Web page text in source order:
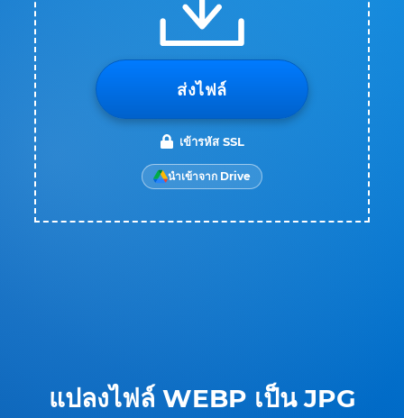
แปลงไฟล์ WEBP เป็น JPG
ส่งไฟล์
เข้ารหัส SSL
นำเข้าจาก Drive